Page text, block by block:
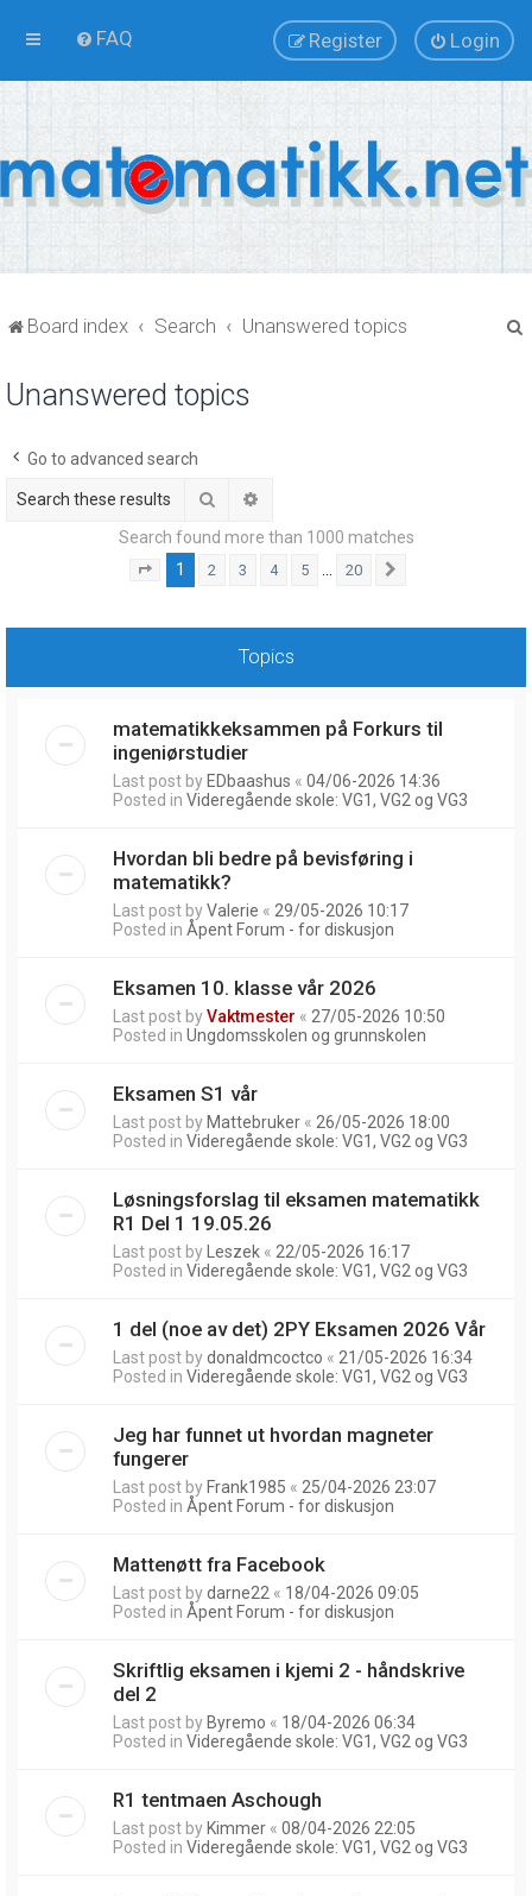
FAQ Login
Register
Board index Search Unanswered topics
Unanswered topics
Go to advanced search
Search
Search found more than 1000 matches
Page of 20
1 2 3 4 5 20
Topics
matematikkeksammen på Forkurs til
ingeniørstudier
Last post by EDbaashus « 04/06-2026 14:36
Posted in Videregående skole: VG1, VG2 og VG3
Hvordan bli bedre på bevisføring i
matematikk?
Last post byValerie « 29/05-2026 10:17
Posted in Åpent Forum - for diskusjon
Eksamen 10. klasse vår 2026
Last post byVaktmester « 27/05-2026 10:50
Posted in Ungdomsskolen og grunnskolen
Eksamen S1 vår
Last post by Mattebruker « 26/05-2026 18:00
Posted in Videregående skole: VG1, VG2 og VG3
Løsningsforslag til eksamen matematikk
R1 Del 1 19.05.26
Last post by Leszek « 22/05-2026 16:17
Posted in Videregående skole: VG1, VG2 og VG3
1 del (noe av det) 2PY Eksamen 2026 Vår
Last post bydonaldmcoctco « 21/05-2026 16:34
Posted in Videregående skole: VG1, VG2 og VG3
Jeg har funnet ut hvordan magneter
fungerer
Last post by Frank1985 « 25/04-2026 23:07
Posted in Åpent Forum - for diskusjon
Mattenøtt fra Facebook
Last post bydarne22 « 18/04-2026 09:05
Posted in Åpent Forum - for diskusjon
Skriftlig eksamen i kjemi 2 - håndskrive
del 2
Last post by Byremo « 18/04-2026 06:34
Posted in Videregående skole: VG1, VG2 og VG3
R1 tentmaen Aschough
Last post by Kimmer « 08/04-2026 22:05
Posted in Videregående skole: VG1, VG2 og VG3